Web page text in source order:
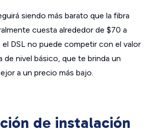
siendo más barato que la fibra
cuesta alrededor de $70 a
el DSL no puede competir con el valor
de nivel básico, que te brinda un
a un precio más bajo.
de instalación